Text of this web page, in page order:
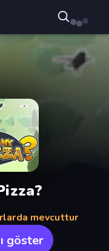
mevcuttur
göster